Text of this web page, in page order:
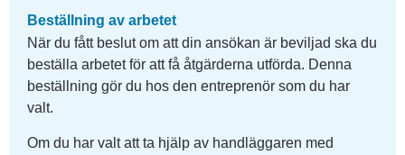
Beställning av arbetet
När du fått beslut om att din ansökan är beviljad ska du
beställa arbetet för att få åtgärderna utförda. Denna
beställning gör du hos den entreprenör som du har
valt.
Om du har valt att ta hjälp av handläggaren med